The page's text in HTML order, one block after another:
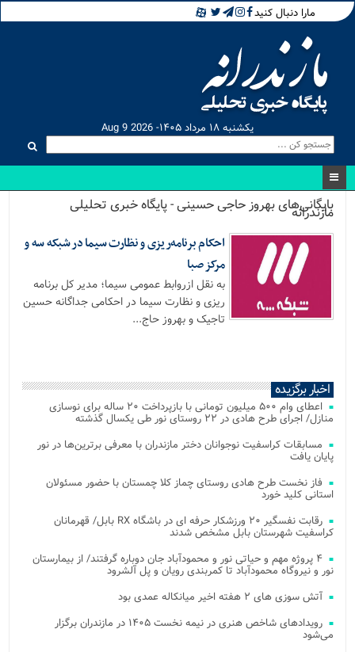
مارا دنبال کنید
یکشنبه ۱۸ مرداد ۱۴۰۵- Aug 9 2026
بایگانی‌های بهروز حاجی حسینی - پایگاه خبری تحلیلی
مازندرانه
احکام برنامه‌ریزی و نظارت سیما در شبکه سه و
مرکز صبا
به نقل ازروابط عمومی سیما؛ مدیر کل برنامه
ریزی و نظارت سیما در احکامی جداگانه حسین
تاجیک و بهروز حاج...
اخبار برگزیده
اعطای وام ۵۰۰ میلیون تومانی با بازپرداخت ۲۰ ساله برای نوسازی
منازل/ اجرای طرح هادی در ۲۲ روستای نور طی یکسال گذشته
مسابقات کراسفیت نوجوانان دختر مازندران با معرفی برترین‌ها در نور
پایان یافت
فاز نخست طرح هادی روستای چماز کلا چمستان با حضور مسئولان
استانی کلید خورد
رقابت نفسگیر ۲۰ ورزشکار حرفه ای در باشگاه RX بابل/ قهرمانان
کراسفیت شهرستان بابل مشخص شدند
۴ پروژه مهم و حیاتی نور و محمودآباد جان دوباره گرفتند/ از بیمارستان
نور و نیروگاه محمودآباد تا کمربندی رویان و پل آلشرود
آتش‌ سوزی‌ های ۲ هفته اخیر میانکاله عمدی بود
رویدادهای شاخص هنری در نیمه نخست ۱۴۰۵ در مازندران برگزار
می‌شود